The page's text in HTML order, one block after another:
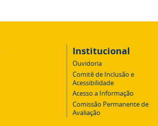
Institucional
Ouvidoria
Comitê de Inclusão e
Acessibilidade
Acesso a Informação
Comissão Permanente de
Avaliação